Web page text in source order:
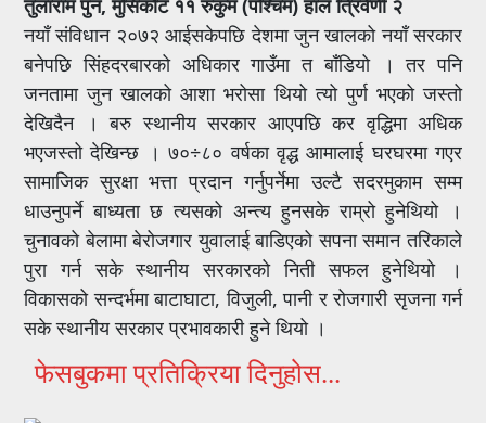
नयाँ संविधान २०७२ आईसकेपछि देशमा जुन खालको नयाँ सरकार
बनेपछि सिंहदरबारको अधिकार गाउँमा त बाँडियो । तर पनि
जनतामा जुन खालको आशा भरोसा थियो त्यो पुर्ण भएको जस्तो
देखिदैन । बरु स्थानीय सरकार आएपछि कर वृद्धिमा अधिक
भएजस्तो देखिन्छ । ७०÷८० वर्षका वृद्ध आमालाई घरघरमा गएर
सामाजिक सुरक्षा भत्ता प्रदान गर्नुपर्नेमा उल्टै सदरमुकाम सम्म
धाउनुपर्ने बाध्यता छ त्यसको अन्त्य हुनसके राम्रो हुनेथियो ।
चुनावको बेलामा बेरोजगार युवालाई बाडिएको सपना समान तरिकाले
पुरा गर्न सके स्थानीय सरकारको निती सफल हुनेथियो ।
विकासको सन्दर्भमा बाटाघाटा, विजुली, पानी र रोजगारी सृजना गर्न
सके स्थानीय सरकार प्रभावकारी हुने थियो ।
फेसबुकमा प्रतिक्रिया दिनुहोस...